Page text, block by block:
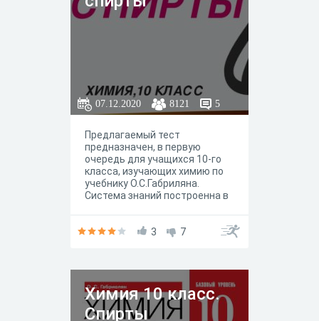
07.12.2020 8121 5
Предлагаемый тест
предназначен, в первую
очередь для учащихся 10-го
класса, изучающих химию по
учебнику О.С.Габриляна.
Система знаний построенна в
изложения материала в
задания двух уровней
сложности: тесты, задания со
свободно конструируемым
ответом, расчетные задачи.
Значимая часть заданий
3 7
Химия 10 класс.
Спирты